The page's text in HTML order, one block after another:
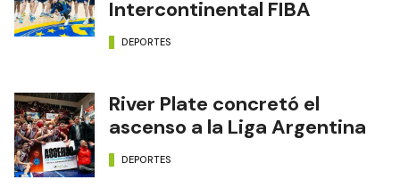
Intercontinental FIBA
DEPORTES
River Plate concretó el
ascenso a la Liga Argentina
DEPORTES